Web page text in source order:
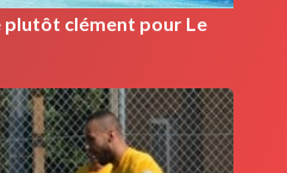
plutôt clément pour Le